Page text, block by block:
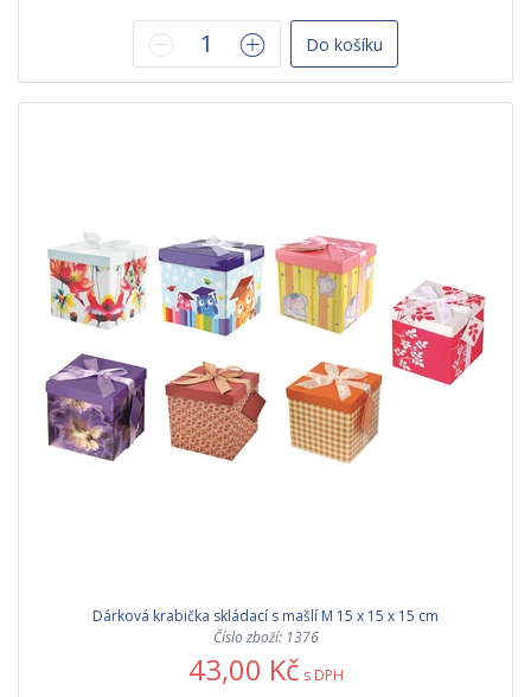
Do košíku
Dárková krabička skládací s mašlí M 15 x 15 x 15 cm
Číslo zboží: 1376
43,00 Kč s DPH